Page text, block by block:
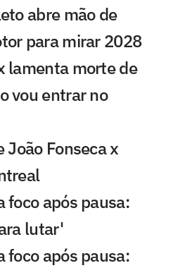
abre mão de
para mirar 2028
lamenta morte de
vou entrar no
João Fonseca x
foco após pausa:
lutar'
foco após pausa: